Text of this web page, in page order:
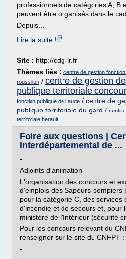
professionnels de catégories A, B
peuvent être organisés dans le
Depuis...
Lire la suite
Site : http://cdg-lr.fr
Thèmes liés : centre de gestion
roussillon / centre de gestion
publique territoriale
fonction publique de l aude / centre de
publique territoriale du gard / centre
territoriale herault
Foire aux questions |
Interdépartemental de ...
-
Adjoints d'animation
L'organisation des concours et
d'emplois des Sapeurs-pompiers
pour la catégorie C, des services
d'incendie et de secours et, pour
ministère de l'Intérieur (sécurité
Pour les concours relevant du
renseigner sur le site du CNFPT :
-...